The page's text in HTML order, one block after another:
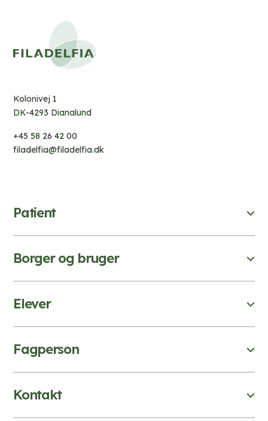
Kolonivej 1
DK-4293 Dianalund
+45 58 26 42 00
filadelfia@filadelfia.dk
Patient
Borger og bruger
Elever
Fagperson
Kontakt